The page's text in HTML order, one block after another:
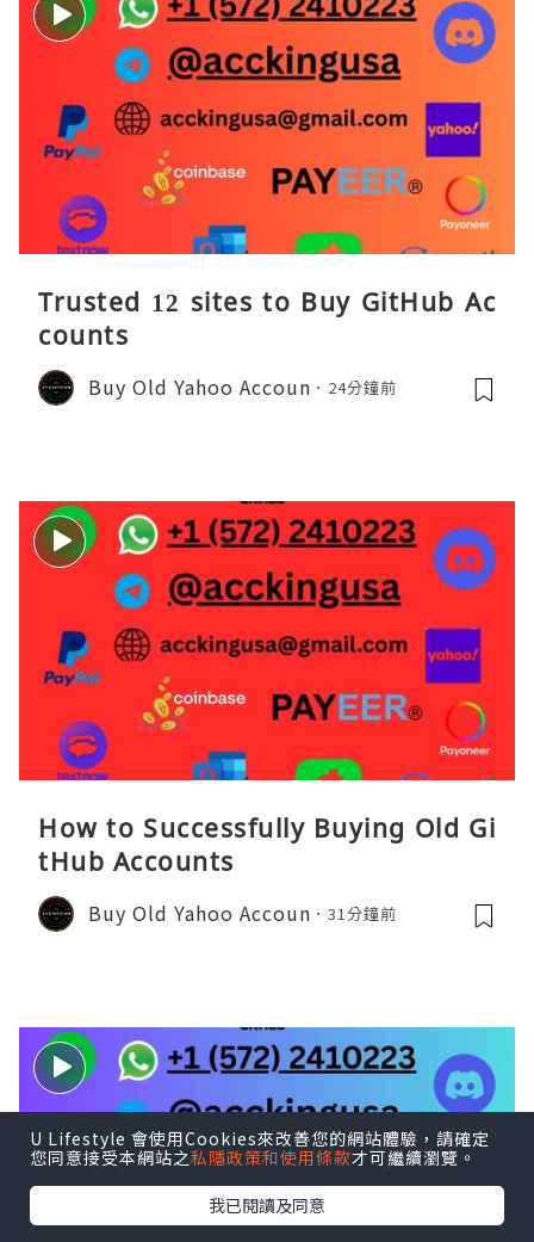
Trusted 12 sites to Buy GitHub Ac
counts
Buy Old Yahoo Accoun 24分鐘前
How to Successfully Buying Old Gi
tHub Accounts
Buy Old Yahoo Accoun 31分鐘前
U Lifestyle 會使用Cookies來改善您的網站體驗，請確定
您同意接受本網站之私隱政策和使用條款才可繼續瀏覽。
我已閱讀及同意